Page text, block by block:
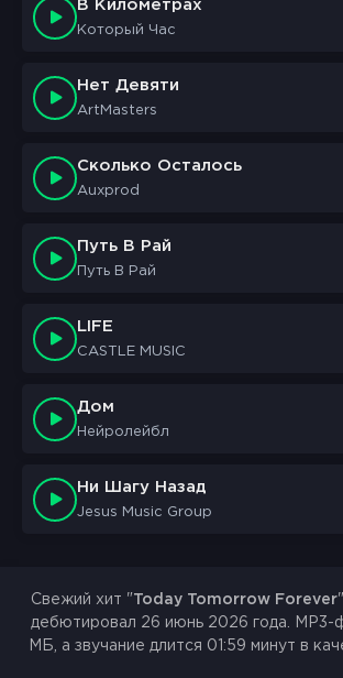
В Километрах
Который Час
Нет Девяти
ArtMasters
Сколько Осталось
Auxprod
Путь В Рай
Путь В Рай
LIFE
CASTLE MUSIC
Дом
Нейролейбл
Ни Шагу Назад
Jesus Music Group
Свежий хит "Today Tomorrow Forever
дебютировал 26 июнь 2026 года. MP3-
МБ, а звучание длится 01:59 минут в